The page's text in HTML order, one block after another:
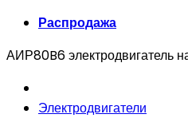
Распродажа
АИР80B6 электродвигатель
Электродвигатели